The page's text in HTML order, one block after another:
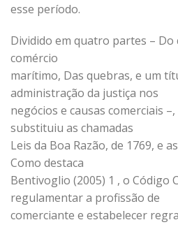
esse período.
Dividido em quatro partes – Do
comércio
marítimo, Das quebras, e um
administração da justiça nos
negócios e causas comerciais
substituiu as chamadas
Leis da Boa Razão, de 1769, e
Como destaca
Bentivoglio (2005) 1 , o Código
regulamentar a profissão de
comerciante e estabelecer